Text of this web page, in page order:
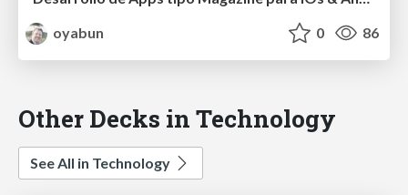
oyabun
0 86
Other Decks in Technology
See All in Technology